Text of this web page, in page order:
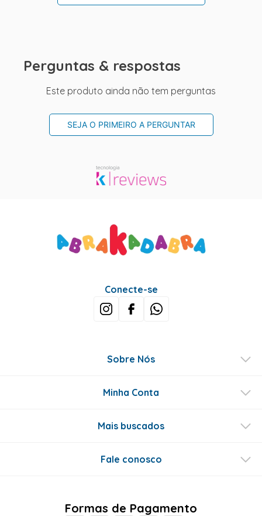
Perguntas & respostas
Este produto ainda não tem perguntas
SEJA O PRIMEIRO A PERGUNTAR
Conecte-se
Sobre Nós
Minha Conta
Mais buscados
Fale conosco
Formas de Pagamento